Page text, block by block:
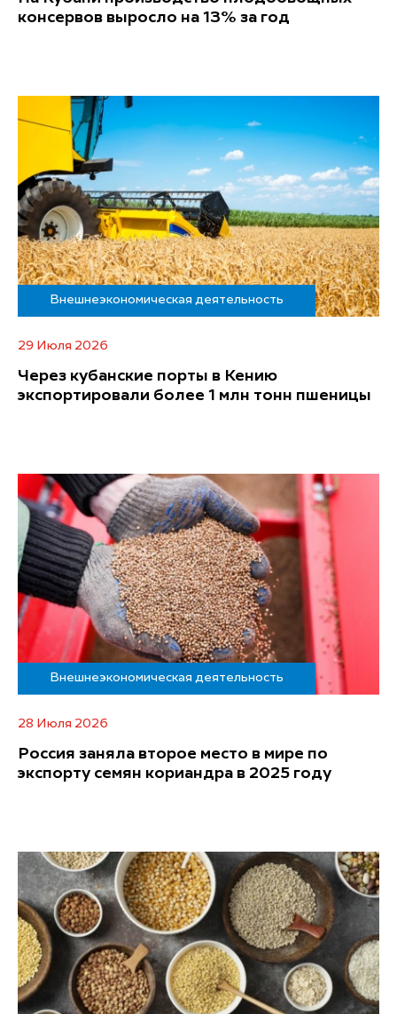
консервов выросло на 13% за год
Внешнеэкономическая деятельность
29 Июля 2026
Через кубанские порты в Кению
экспортировали более 1 млн тонн пшеницы
Внешнеэкономическая деятельность
28 Июля 2026
Россия заняла второе место в мире по
экспорту семян кориандра в 2025 году